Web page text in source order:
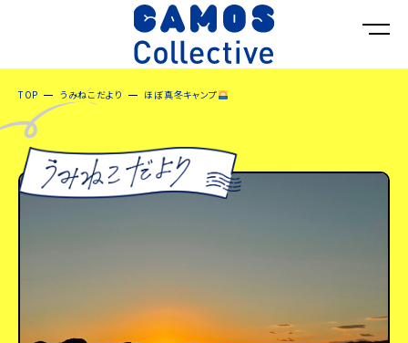
TOP うみねこだより ほぼ真冬キャンプ